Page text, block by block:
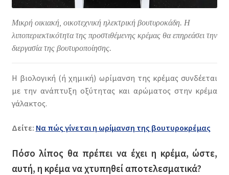
Μικρή οικιακή, οικοτεχνική ηλεκτρική βουτυροκάδη. Η
λιποπεριεκτικότητα της προστιθέμενης κρέμας θα επηρεάσει την
διεργασία της βουτυροποίησης.
Η βιολογική (ή χημική) ωρίμανση της κρέμας συνδέεται
με την ανάπτυξη οξύτητας και αρώματος στην κρέμα
γάλακτος.
Δείτε: Nα πώς γίνεται η ωρίμανση της βουτυροκρέμας
Πόσο λίπος θα πρέπει να έχει η κρέμα, ώστε,
αυτή, η κρέμα να χτυπηθεί αποτελεσματικά?